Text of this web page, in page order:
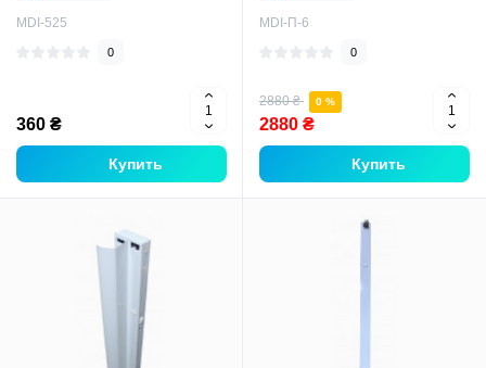
MDI-525
0
360 ₴
Купить
MDI-П-6
0
2880 ₴ 0 %
2880 ₴
Купить